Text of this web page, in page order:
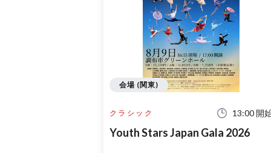
クラシック 13:00 開
Youth Stars Japan Gala 2026
会場 (関東)